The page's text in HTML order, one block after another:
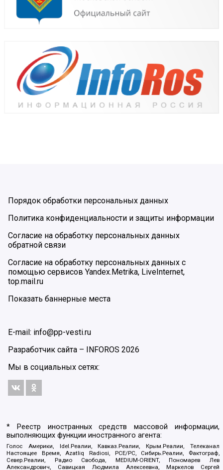
Порядок обработки персональных данных
Политика конфиденциальности и защиты информации
Согласие на обработку персональных данных
обратной связи
Согласие на обработку персональных данных с
помощью сервисов Yandex.Metrika, LiveInternet,
top.mail.ru
Показать баннерные места
E-mail: info@pp-vesti.ru
Разработчик сайта –
INFOROS 2026
Мы в социальных сетях:
* Реестр иностранных средств массовой информации,
выполняющих функции иностранного агента:
Голос Америки, Idel.Реалии, Кавказ.Реалии, Крым.Реалии, Телеканал
Настоящее Время, Azatliq Radiosi, PCE/PC, Сибирь.Реалии, Фактограф,
Север.Реалии, Радио Свобода, MEDIUM-ORIENT, Пономарев Лев
Александрович, Савицкая Людмила Алексеевна, Маркелов Сергей